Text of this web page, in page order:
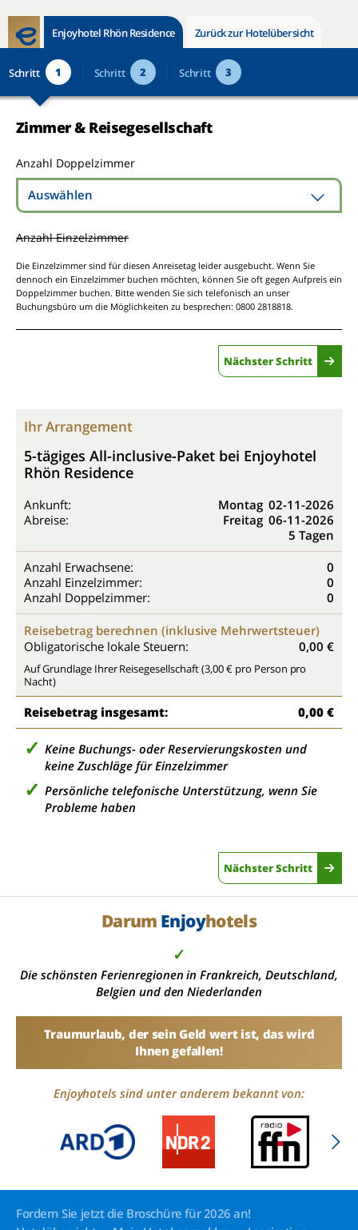
Enjoyhotel Rhön Residence Zurück zur Hotelübersicht
Schritt 1 Schritt 2 Schritt 3
Zimmer & Reisegesellschaft
Anzahl Doppelzimmer
Auswählen
Anzahl Einzelzimmer
Die Einzelzimmer sind für diesen Anreisetag leider ausgebucht. Wenn Sie
dennoch ein Einzelzimmer buchen möchten, können Sie oft gegen Aufpreis ein
Doppelzimmer buchen. Bitte wenden Sie sich telefonisch an unser
Buchungsbüro um die Möglichkeiten zu besprechen: 0800 2818818.
Nächster Schritt
Ihr Arrangement
5-tägiges All-inclusive-Paket bei Enjoyhotel
Rhön Residence
Ankunft: Montag 02-11-2026
Abreise:
Freitag 06-11-2026
5 Tagen
Anzahl Erwachsene:
0
Anzahl Einzelzimmer:
0
Anzahl Doppelzimmer:
0
Reisebetrag berechnen (inklusive Mehrwertsteuer)
Obligatorische lokale Steuern:
0,00 €
Auf Grundlage Ihrer Reisegesellschaft (3,00 € pro Person pro
Nacht)
Reisebetrag insgesamt: 0,00 €
Keine Buchungs- oder Reservierungskosten und
keine Zuschläge für Einzelzimmer
Persönliche telefonische Unterstützung, wenn Sie
Probleme haben
Nächster Schritt
Darum Enjoyhotels
✓
Die schönsten Ferienregionen in Frankreich, Deutschland,
Belgien und den Niederlanden
Traumurlaub, der sein Geld wert ist, das wird
Ihnen gefallen!
Enjoyhotels sind unter anderem bekannt von:
Fordern Sie jetzt die Broschüre für 2026 an!